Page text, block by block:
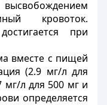
кровоток.
при
вместе с пищей
(2.9 мг/л для
мг/л для 500 мг и
определяется